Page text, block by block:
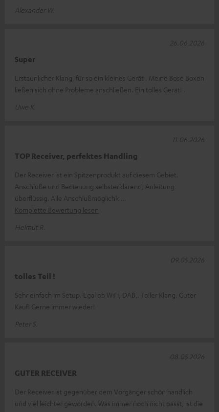
Alexander W.
Super
Erstaunlicher Klang, für so ein kleines Gerät . Meine Bose Boxen
ließen sich ohne Probleme anschließen. Ein tolles Gerät! .
Uwe K.
26.06.2026
TOP Receiver, perfektes Handling
Der Receiver ist ein Spitzenprodukt auf diesem Gebiet.
Anschlüße und Bedienung selbsterklärend, Anleitung
überflüssig. Alle Anschlußmöglichk
Komplette Bewertung lesen
Helmut R.
11.06.2026
tolles Teil !
Sehr einfach im Setup. Egal ob WiFi, DAB.. Toller Klang. Guter
Kauf! Gerne immer wieder!
Peter S.
09.05.2026
GUTER RECEIVER
Der Receiver ist gegenüber dem Vorgänger schön handlich
und viel leichter geworden. Was immer noch nicht passt, ist die
08.05.2026